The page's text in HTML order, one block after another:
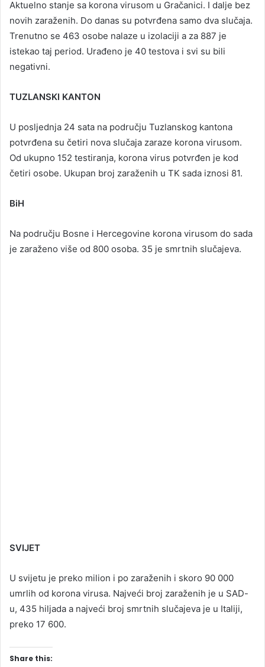
Aktuelno stanje sa korona virusom u Gračanici. I dalje bez
novih zaraženih. Do danas su potvrđena samo dva slučaja.
Trenutno se 463 osobe nalaze u izolaciji a za 887 je
istekao taj period. Urađeno je 40 testova i svi su bili
negativni.
TUZLANSKI KANTON
U posljednja 24 sata na području Tuzlanskog kantona
potvrđena su četiri nova slučaja zaraze korona virusom.
Od ukupno 152 testiranja, korona virus potvrđen je kod
četiri osobe. Ukupan broj zaraženih u TK sada iznosi 81.
BiH
Na području Bosne i Hercegovine korona virusom do sada
je zaraženo više od 800 osoba. 35 je smrtnih slučajeva.
SVIJET
U svijetu je preko milion i po zaraženih i skoro 90 000
umrlih od korona virusa. Najveći broj zaraženih je u SAD-
u, 435 hiljada a najveći broj smrtnih slučajeva je u Italiji,
preko 17 600.
Share this: